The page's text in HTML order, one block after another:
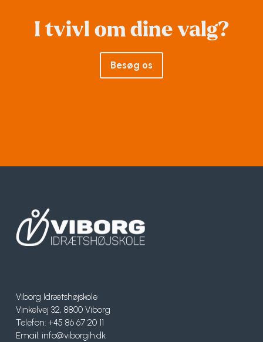
I tvivl om dine valg?
Besøg os
Viborg Idrætshøjskole
Vinkelvej 32, 8800 Viborg
Telefon: +45 86 67 20 11
Email: info@viborgih.dk